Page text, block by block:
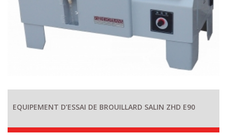
EQUIPEMENT D’ESSAI DE BROUILLARD SALIN ZHD E90